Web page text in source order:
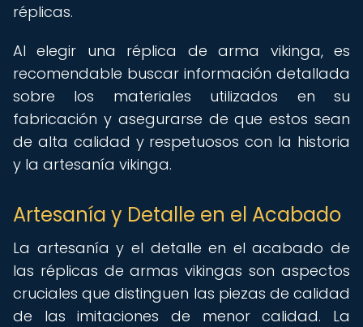
réplicas.
Al elegir una réplica de arma vikinga, es
recomendable buscar información detallada
sobre los materiales utilizados en su
fabricación y asegurarse de que estos sean
de alta calidad y respetuosos con la historia
y la artesanía vikinga.
Artesanía y Detalle en el Acabado
La artesanía y el detalle en el acabado de
las réplicas de armas vikingas son aspectos
cruciales que distinguen las piezas de calidad
de las imitaciones de menor calidad. La